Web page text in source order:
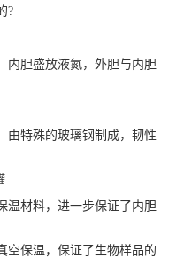
?
胆盛放液氮，外胆与内胆
特殊的玻璃钢制成，韧性
材料，进一步保证了内胆
空保温，保证了生物样品的